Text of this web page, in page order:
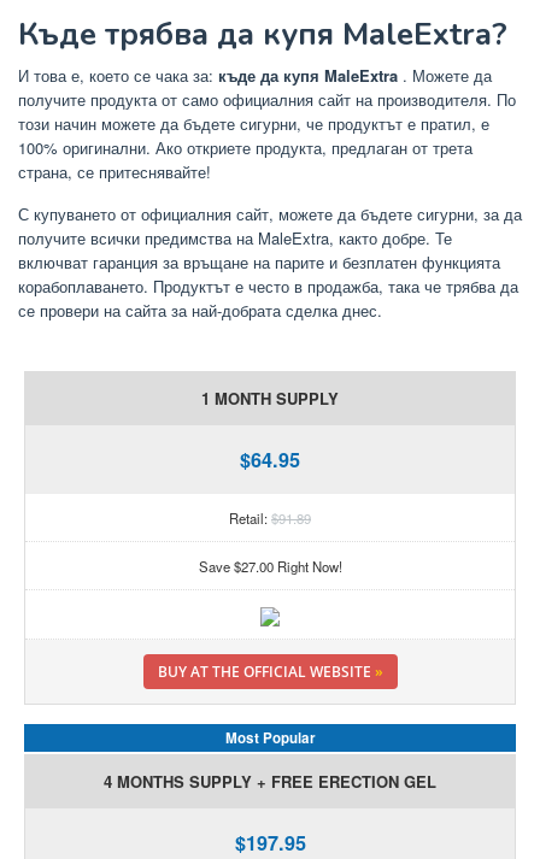
Къде трябва да купя MaleExtra?
И това е, което се чака за: къде да купя MaleExtra . Можете да
получите продукта от само официалния сайт на производителя. По
този начин можете да бъдете сигурни, че продуктът е пратил, е
100% оригинални. Ако откриете продукта, предлаган от трета
страна, се притеснявайте!
С купуването от официалния сайт, можете да бъдете сигурни, за да
получите всички предимства на MaleExtra, както добре. Те
включват гаранция за връщане на парите и безплатен функцията
корабоплаването. Продуктът е често в продажба, така че трябва да
се провери на сайта за най-добрата сделка днес.
1 MONTH SUPPLY
$64.95
Retail:$91.89
Save $27.00 Right Now!
BUY AT THE OFFICIAL WEBSITE »
Most Popular
4 MONTHS SUPPLY + FREE ERECTION GEL
$197.95